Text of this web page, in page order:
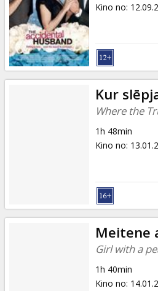
Kino no:
Kur
Where the
1h 48min
Kino no:
Meitene
Girl with a
1h 40min
Kino no: